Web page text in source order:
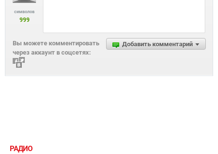
символов
999
Добавить комментарий
Вы можете комментировать
через аккаунт в соцсетях:
РАДИО